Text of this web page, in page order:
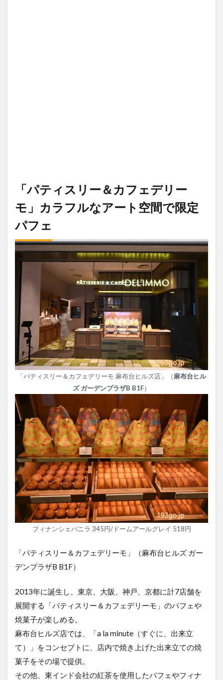
「パティスリー＆カフェデリー
モ」カラフルなアート空間で限定
パフェ
「パティスリー＆カフェデリーモ 麻布台ヒルズ店」（麻布台ヒル
ズ ガーデンプラザB B1F）
フィナンシェバニラ 345円/ドームアールグレイ 518円
「パティスリー＆カフェデリーモ」（麻布台ヒルズ ガー
デンプラザB B1F）
2013年に誕生し、東京、大阪、神戸、京都に計7店舗を
展開する「パティスリー＆カフェデリーモ」のパフェや
焼菓子が楽しめる。
麻布台ヒルズ店では、「a la minute（すぐに、出来立
て）」をコンセプトに、店内で焼き上げた出来立ての焼
菓子をその場で提供。
その他、東インド会社の紅茶を使用したパフェやフィナ